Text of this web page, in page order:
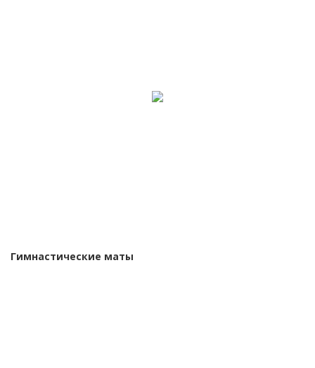
Гимнастические маты